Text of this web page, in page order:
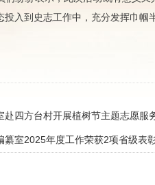
投入到史志工作中，充分发挥巾
赴四方台村开展植树节主题志愿服
纂室2025年度工作荣获2项省级表